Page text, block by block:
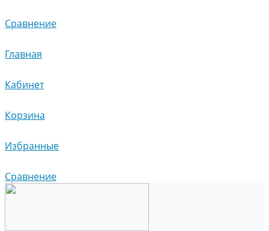
Сравнение
Главная
Кабинет
Корзина
Избранные
Сравнение